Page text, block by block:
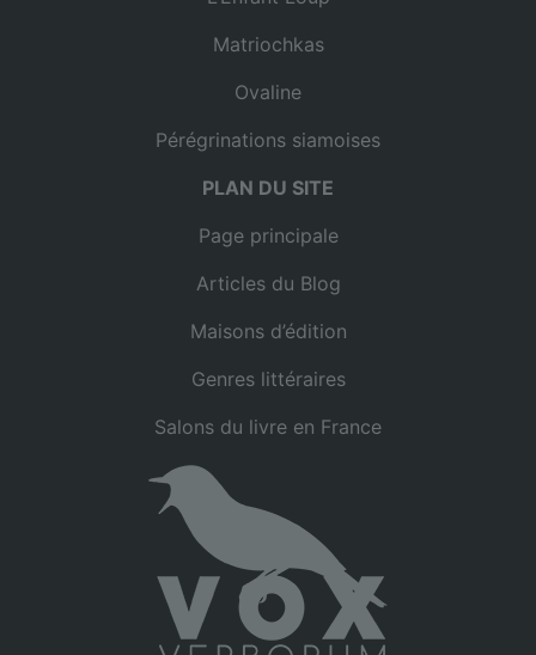
Matriochkas
Ovaline
Pérégrinations siamoises
PLAN DU SITE
Page principale
Articles du Blog
Maisons d’édition
Genres littéraires
Salons du livre en France